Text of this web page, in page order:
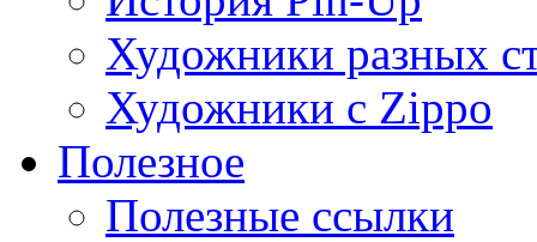
Художники разных
Художники с Zippo
Полезное
Полезные ссылки